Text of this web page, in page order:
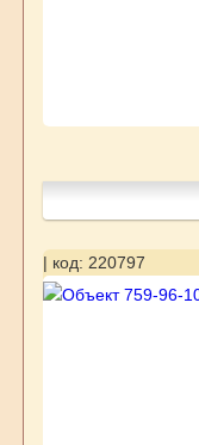
| код: 220797